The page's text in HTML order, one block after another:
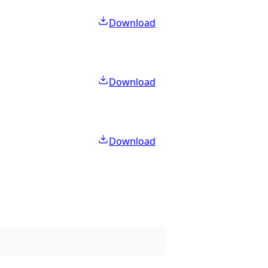
Download
Download
Download